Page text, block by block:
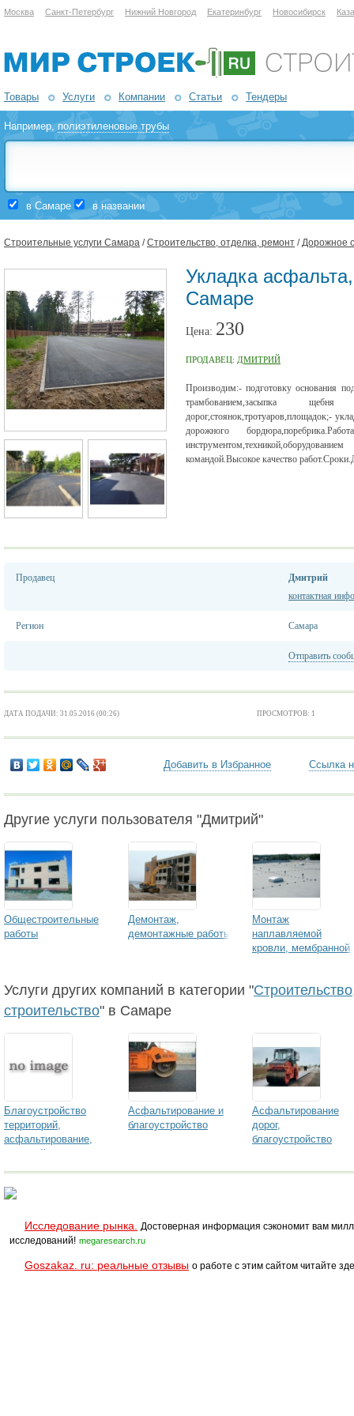
Москва Санкт-Петербург Нижний Новгород Екатеринбург Новосибирск
Товары Услуги Компании Статьи Тендеры
Например,полиэтиленовые трубы
в Самаре в названии
Строительные услуги Самара /Строительство, отделка, ремонт /Дорожное
Укладка
Самаре
Цена: 230
ПРОДАВЕЦ: ДМИТРИЙ
Производим:- подготовку основания
трамбованием,засыпка
дорог,стоянок,тротуаров,площадок;-
дорожного
командой.Высокое качество
Продавец
Дмитрий
контактная
Регион Самара
Отправить
ДАТА ПОДАЧИ: 31.05.2016 (00:26) ПРОСМОТРОВ: 1
Добавить в Избранное Ссылка
Другие услуги пользователя "Дмитрий"
Общестроительные
работы
Демонтаж,
демонтажные работы
Монтаж
наплавляемой
кровли, мембранной
Услуги других компаний в категории "
строительство" в Самаре
Благоустройство
территорий,
асфальтирование,
ямочный ремонт
Асфальтирование и
благоустройство
Асфальтирование
дорог,
благоустройство
Исследование рынка.
Достоверная информация сэкономит вам
исследований! megaresearch.ru
Goszakaz. ru: реальные отзывы о работе с этим сайтом читайте